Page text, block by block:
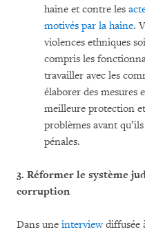
haine et contre les
motivés par la haine.
violences ethniques
compris les
travailler avec les
élaborer des mesures
meilleure protection
problèmes avant
pénales.
3. Réformer le système
corruption
Dans une interviewdiffusée